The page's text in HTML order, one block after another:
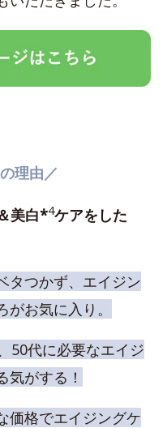
理由／
美白*4ケアをした
タつかず、エイジン
お気に入り。
50代に必要なエイジ
気がする！
価格でエイジングケ